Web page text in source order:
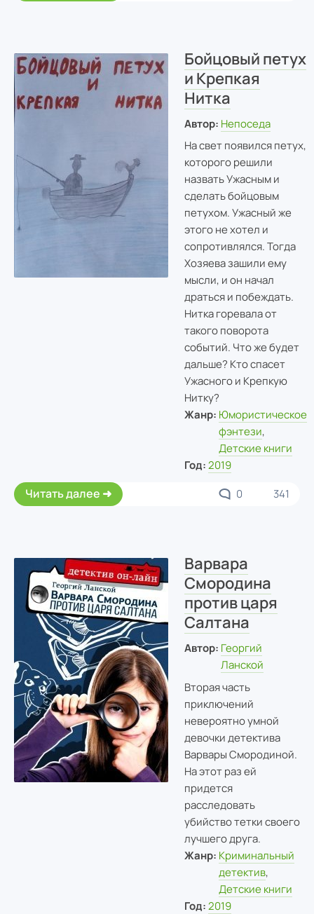
Бойцовый петух
и Крепкая
Нитка
Автор: Непоседа
На свет появился петух,
которого решили
назвать Ужасным и
сделать бойцовым
петухом. Ужасный же
этого не хотел и
сопротивлялся. Тогда
Хозяева зашили ему
мысли, и он начал
драться и побеждать.
Нитка горевала от
такого поворота
событий. Что же будет
дальше? Кто спасет
Ужасного и Крепкую
Нитку?
Жанр: Юмористическое
фэнтези,
Детские книги
Год: 2019
Читать далее 0 341
Варвара
Смородина
против царя
Салтана
Автор: Георгий
Ланской
Вторая часть
приключений
невероятно умной
девочки детектива
Варвары Смородиной.
На этот раз ей
придется
расследовать
убийство тетки своего
лучшего друга.
Жанр: Криминальный
детектив,
Детские книги
Год: 2019